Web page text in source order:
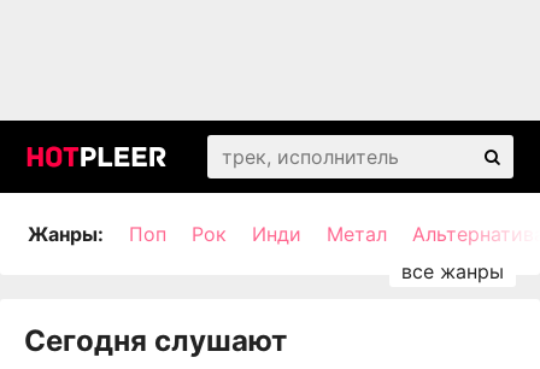
Жанры: Поп Рок Инди Метал
Сегодня слушают